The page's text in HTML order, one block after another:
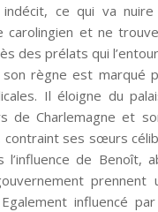
indécit, ce qui va
carolingien et ne
des prélats qui
règne est marqué
Il éloigne du
de Charlemagne et
contraint ses sœurs
l’influence de Benoît,
prennent
influencé